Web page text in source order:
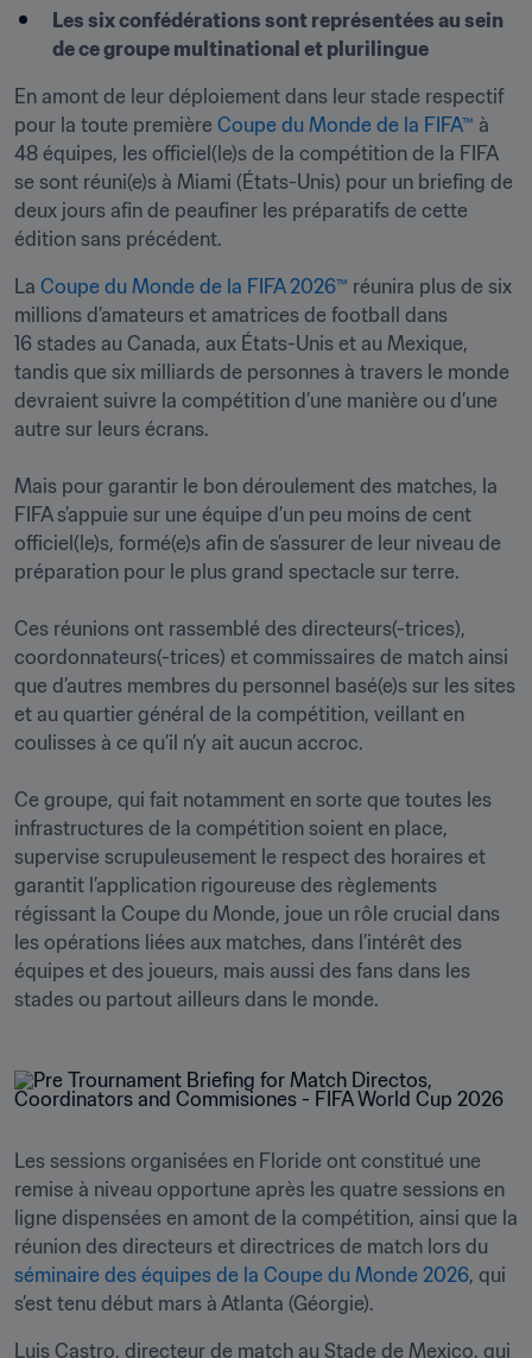
Les six confédérations sont représentées au sein
de ce groupe multinational et plurilingue
En amont de leur déploiement dans leur stade respectif
pour la toute première Coupe du Monde de la FIFA™ à
48 équipes, les officiel(le)s de la compétition de la FIFA
se sont réuni(e)s à Miami (États-Unis) pour un briefing de
deux jours afin de peaufiner les préparatifs de cette
édition sans précédent.
La Coupe du Monde de la FIFA 2026™ réunira plus de six
millions d’amateurs et amatrices de football dans
16 stades au Canada, aux États-Unis et au Mexique,
tandis que six milliards de personnes à travers le monde
devraient suivre la compétition d’une manière ou d’une
autre sur leurs écrans.
Mais pour garantir le bon déroulement des matches, la
FIFA s’appuie sur une équipe d’un peu moins de cent
officiel(le)s, formé(e)s afin de s’assurer de leur niveau de
préparation pour le plus grand spectacle sur terre.
Ces réunions ont rassemblé des directeurs(-trices),
coordonnateurs(-trices) et commissaires de match ainsi
que d’autres membres du personnel basé(e)s sur les sites
et au quartier général de la compétition, veillant en
coulisses à ce qu’il n’y ait aucun accroc.
Ce groupe, qui fait notamment en sorte que toutes les
infrastructures de la compétition soient en place,
supervise scrupuleusement le respect des horaires et
garantit l’application rigoureuse des règlements
régissant la Coupe du Monde, joue un rôle crucial dans
les opérations liées aux matches, dans l’intérêt des
équipes et des joueurs, mais aussi des fans dans les
stades ou partout ailleurs dans le monde.
Les sessions organisées en Floride ont constitué une
remise à niveau opportune après les quatre sessions en
ligne dispensées en amont de la compétition, ainsi que la
séminaire des équipes de la Coupe du Monde 2026, qui
s’est tenu début mars à Atlanta (Géorgie).
Luis Castro, directeur de match au Stade de Mexico, qui